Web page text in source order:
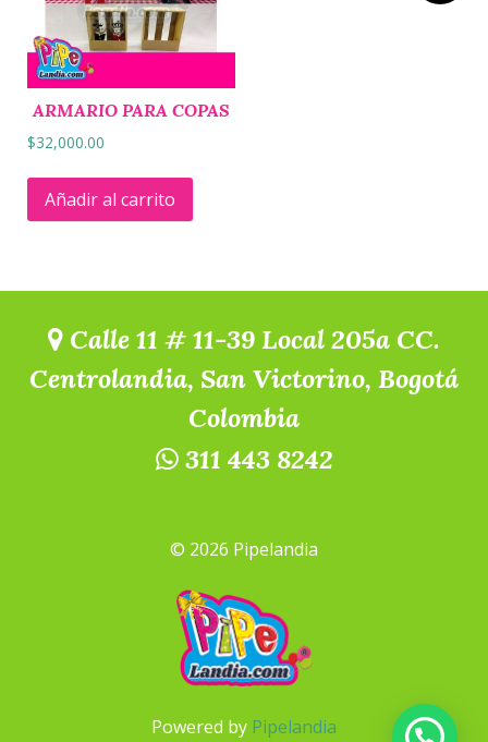
ARMARIO PARA COPAS
$32,000.00
Añadir al carrito
Calle 11 # 11-39 Local 205a CC.
Centrolandia, San Victorino, Bogotá
Colombia
311 443 8242
© 2026 Pipelandia
Powered by Pipelandia